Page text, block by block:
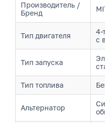
Производитель /
Бренд
Тип двигателя
4-
с
Тип запуска
Тип топлива
Альтернатор